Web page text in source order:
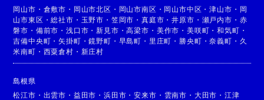
岡山市 ・ 倉敷市 ・ 岡山市北区 ・ 岡山市南区 ・ 岡山市中区 ・津山市 ・ 岡
山市東区 ・総社市 ・ 玉野市 ・ 笠岡市 ・真庭市 ・井原市 ・ 瀬戸内市 ・ 赤
磐市 ・ 備前市 ・浅口市 ・新見市 ・高梁市 ・ 美作市 ・ 美咲町 ・和気町 ・
吉備中央町 ・矢掛町 ・鏡野町 ・ 早島町 ・ 里庄町 ・ 勝央町 ・奈義町 ・ 久
米南町 ・ 西粟倉村 ・ 新庄村
島根県
松江市 ・ 出雲市 ・ 益田市 ・浜田市 ・安来市 ・ 雲南市 ・ 大田市 ・ 江津